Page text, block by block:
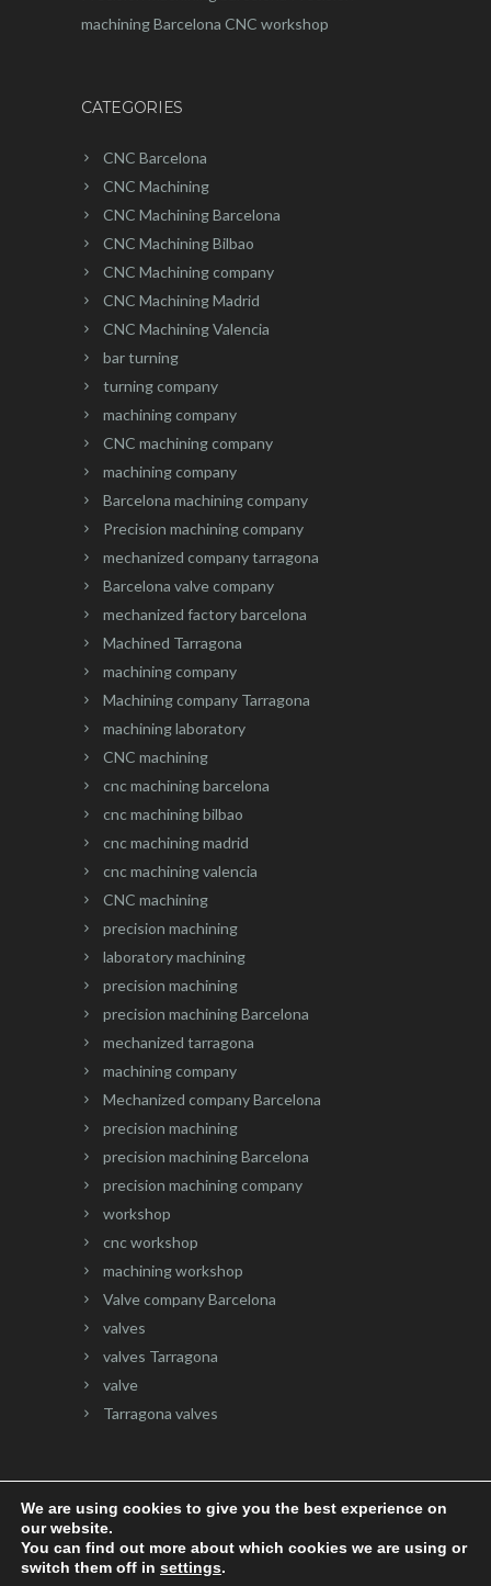
machining Barcelona CNC workshop
CATEGORIES
CNC Barcelona
CNC Machining
CNC Machining Barcelona
CNC Machining Bilbao
CNC Machining company
CNC Machining Madrid
CNC Machining Valencia
bar turning
turning company
machining company
CNC machining company
machining company
Barcelona machining company
Precision machining company
mechanized company tarragona
Barcelona valve company
mechanized factory barcelona
Machined Tarragona
machining company
Machining company Tarragona
machining laboratory
CNC machining
cnc machining barcelona
cnc machining bilbao
cnc machining madrid
cnc machining valencia
CNC machining
precision machining
laboratory machining
precision machining
precision machining Barcelona
mechanized tarragona
machining company
Mechanized company Barcelona
precision machining
precision machining Barcelona
precision machining company
workshop
cnc workshop
machining workshop
Valve company Barcelona
valves
valves Tarragona
valve
Tarragona valves
We are using cookies to give you the best experience on
our website.
You can find out more about which cookies we are using or
switch them off in settings.